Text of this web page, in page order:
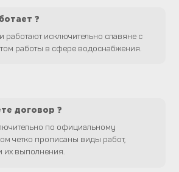
?
работают исключительно славяне с
работы в сфере водоснабжения.
договор ?
по официальному
четко прописаны виды работ,
их выполнения.